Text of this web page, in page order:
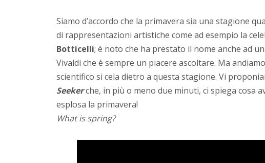
Siamo d’accordo che la primavera sia una stagione
di rappresentazioni artistiche come ad esempio la
Botticelli; è noto che ha prestato il nome anche ad
Vivaldi che è sempre un piacere ascoltare. Ma
scientifico si cela dietro a questa stagione. Vi
Seekerche, in più o meno due minuti, ci spiega cosa
esplosa la primavera!
What is spring?